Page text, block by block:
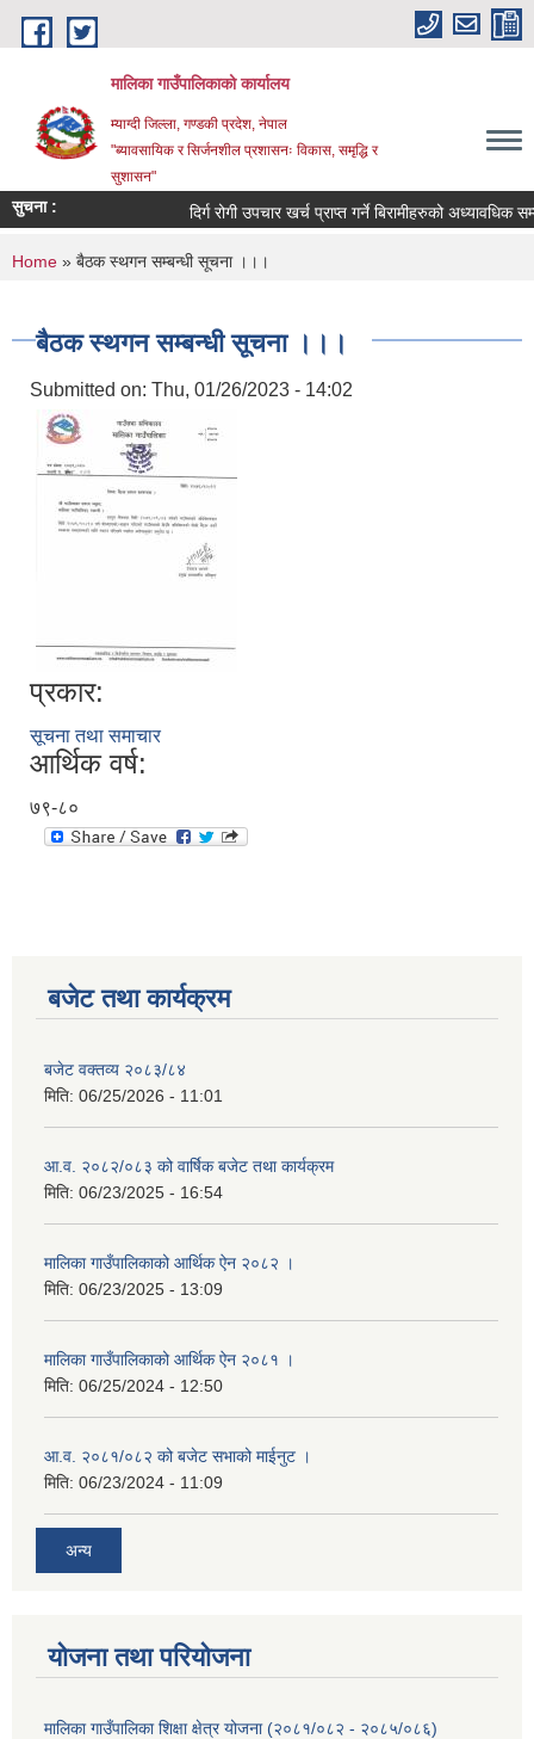
Skip to main content
मालिका गाउँपालिकाको कार्यालय
म्याग्दी जिल्ला, गण्डकी प्रदेश, नेपाल
"ब्यावसायिक र सिर्जनशील प्रशासनः विकास, समृद्धि र
सुशासन"
सुचना : दिर्ग रोगी उपचार खर्च प्राप्त गर्ने बिरामीहरुको अध्यावधिक
You are here
Home » बैठक स्थगन सम्बन्धी सूचना ।।।
बैठक स्थगन सम्बन्धी सूचना ।।।
Submitted on: Thu, 01/26/2023 - 14:02
प्रकार:
सूचना तथा समाचार
आर्थिक वर्ष:
७९-८०
बजेट तथा कार्यक्रम
बजेट वक्तव्य २०८३/८४
मिति: 06/25/2026 - 11:01
आ.व. २०८२/०८३ को वार्षिक बजेट तथा कार्यक्रम
मिति: 06/23/2025 - 16:54
मालिका गाउँपालिकाको आर्थिक ऐन २०८२ ।
मिति: 06/23/2025 - 13:09
मालिका गाउँपालिकाको आर्थिक ऐन २०८१ ।
मिति: 06/25/2024 - 12:50
आ.व. २०८१/०८२ को बजेट सभाको माईनुट ।
मिति: 06/23/2024 - 11:09
अन्य
योजना तथा परियोजना
मालिका गाउँपालिका शिक्षा क्षेत्र योजना (२०८१/०८२ - २०८५/०८६)